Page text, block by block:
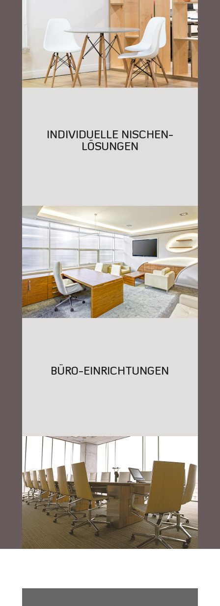
INDIVIDUELLE NISCHEN-
LÖSUNGEN
BÜRO-EINRICHTUNGEN